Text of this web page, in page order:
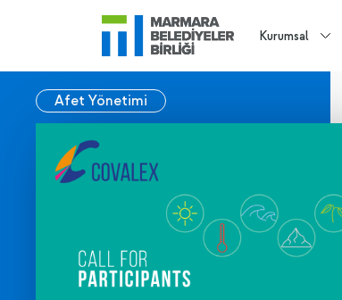
Kurumsal
Afet Yönetimi